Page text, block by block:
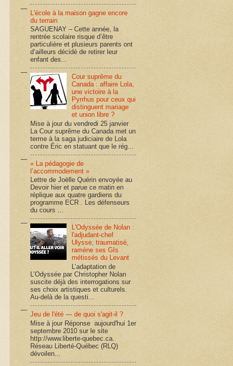
L'école à la maison gagne encore
du terrain
SAGUENAY – Cette année, la
rentrée scolaire risque d’être
particulière et plusieurs parents ont
d’ailleurs décidé de retirer leur
enfant des...
Cour suprême du
Canada : affaire Lola,
une victoire à la
Pyrrhus pour ceux qui
distinguent mariage
et union libre ?
Mise à jour du vendredi 25 janvier
La Cour suprême du Canada met un
terme à la saga judiciaire de Lola
contre Éric en statuant que le rég...
« La pédagogie de
l’accommodement »
Lettre de Joëlle Quérin envoyée au
Devoir hier et parue ce matin en
réplique aux quatre gardiens du
programme ECR . Les défenseurs
du cours ...
L'Odyssée de Nolan :
l'adjudant-chef
Ulysse, traumatisé,
ramène ses GIs
métissés du Levant
L’adaptation de
L’Odyssée par Christopher Nolan
suscite déjà des interrogations sur
ses choix artistiques et culturels.
Au-delà de la questi...
Jeu de l'été — de quoi s'agit-il ?
Mise à jour Réponse aujourd'hui 1er
septembre 2010 sur le site
http://www.liberte-quebec.ca.
Réseau Liberté-Québec (RLQ)
dévoilen...